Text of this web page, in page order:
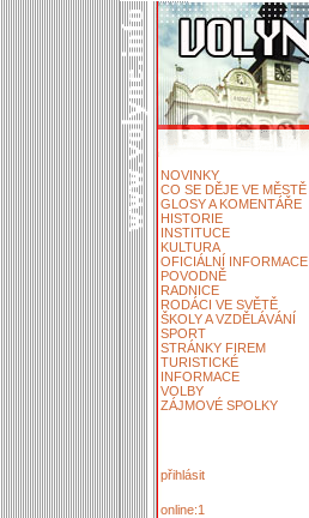
NOVINKY
CO SE DĚJE VE MĚSTĚ
GLOSY A KOMENTÁŘE
HISTORIE
INSTITUCE
KULTURA
OFICIÁLNÍ INFORMACE
POVODNĚ
RADNICE
RODÁCI VE SVĚTĚ
ŠKOLY A VZDĚLÁVÁNÍ
SPORT
STRÁNKY FIREM
TURISTICKÉ
INFORMACE
VOLBY
ZÁJMOVÉ SPOLKY
přihlásit
online:1